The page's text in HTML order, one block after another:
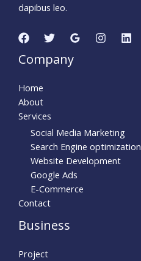
dapibus leo.
Company
Home
About
Services
Social Media Marketing
Search Engine optimization
Website Development
Google Ads
E-Commerce
Contact
Business
Project